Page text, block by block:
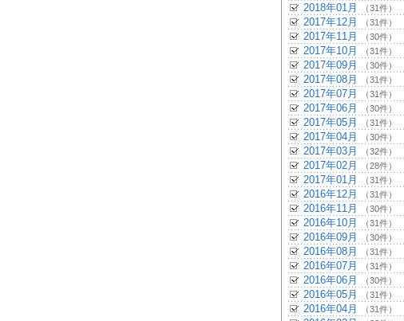
2018年01月 （31件）
2017年12月 （31件）
2017年11月 （30件）
2017年10月 （31件）
2017年09月 （30件）
2017年08月 （31件）
2017年07月 （31件）
2017年06月 （30件）
2017年05月 （31件）
2017年04月 （30件）
2017年03月 （32件）
2017年02月 （28件）
2017年01月 （31件）
2016年12月 （31件）
2016年11月 （30件）
2016年10月 （31件）
2016年09月 （30件）
2016年08月 （31件）
2016年07月 （31件）
2016年06月 （30件）
2016年05月 （31件）
2016年04月 （31件）